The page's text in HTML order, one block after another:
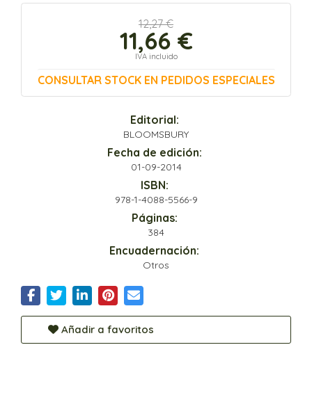
12,27 €
11,66 €
IVA incluido
CONSULTAR STOCK EN PEDIDOS ESPECIALES
Editorial:
BLOOMSBURY
Fecha de edición:
01-09-2014
ISBN:
978-1-4088-5566-9
Páginas:
384
Encuadernación:
Otros
Añadir a favoritos